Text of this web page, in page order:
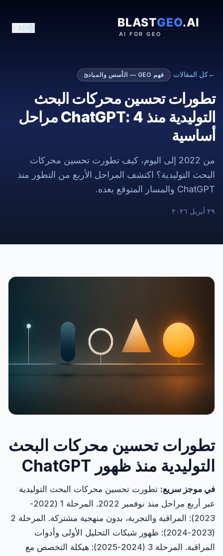
AR
←كل المقالات فهم GEO — الأسس والمبادئ
تطورات تحسين محركات البحث
التوليدية منذ ChatGPT: 4 مراحل
أساسية
من 2022 إلى اليوم، كيف تطورت تحسين محركات
البحث التوليدية؟ اكتشف المراحل الأربع من التطور منذ
ChatGPT والمسار المتوقع بعده.
٢٩ أبريل ٢٠٢٦
تطورات تحسين محركات البحث
التوليدية منذ ظهور ChatGPT
في موجز سريع: تطورت تحسين محركات البحث التوليدية
عبر أربع مراحل منذ نوفمبر 2022. المرحلة 1 (2022-
2023): المراقبة والتجربة، بدون منهجية مشتركة. المرحلة 2
(2023-2024): ظهور شبكات التحليل الأولى وأدوات
المراقبة. المرحلة 3 (2024-2025): هيكلة التخصص مع